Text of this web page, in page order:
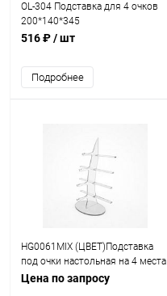
OL-304 Подставка для 4 очков
200*140*345
516 ₽/ шт
Подробнее
HG0061MIX (ЦВЕТ)Подставка
под очки настольная на 4 места
Н=29 см
Цена по запросу